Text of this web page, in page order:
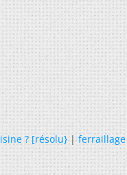
? [résolu}|ferraillage